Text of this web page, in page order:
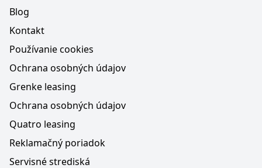
Blog
Kontakt
Používanie cookies
Ochrana osobných údajov
Grenke leasing
Ochrana osobných údajov
Quatro leasing
Reklamačný poriadok
Servisné strediská